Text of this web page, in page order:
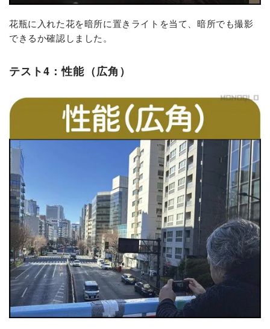
花瓶に入れた花を暗所に置きライトを当て、暗所でも撮影
できるか確認しました。
テスト4：性能（広角）